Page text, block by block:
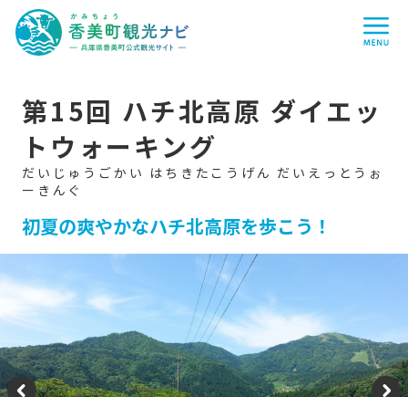
香
美
町
ナ
ビ
-
兵
庫
県
香
美
町
公
式
観
光
サ
イ
ト
-
第15回 ハチ北高原 ダイエッ
トウォーキング
初夏の爽やかなハチ北高原を歩こう！